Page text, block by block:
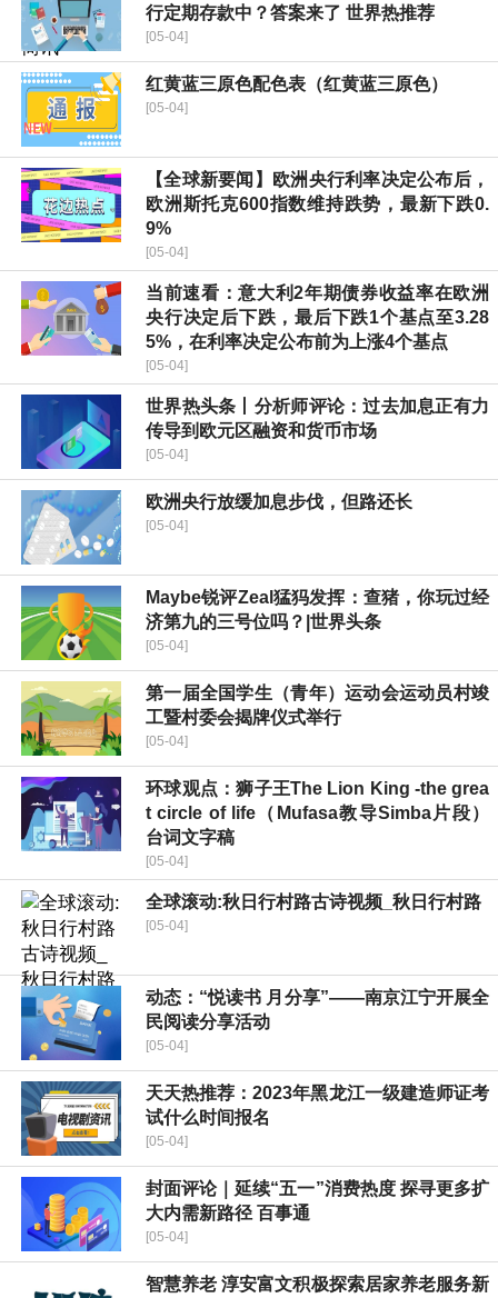
行定期存款中？答案来了 世界热推荐
[05-04]
红黄蓝三原色配色表（红黄蓝三原色）
[05-04]
【全球新要闻】欧洲央行利率决定公布后，
欧洲斯托克600指数维持跌势，最新下跌0.
9%
[05-04]
当前速看：意大利2年期债券收益率在欧洲
央行决定后下跌，最后下跌1个基点至3.28
5%，在利率决定公布前为上涨4个基点
[05-04]
世界热头条丨分析师评论：过去加息正有力
传导到欧元区融资和货币市场
[05-04]
欧洲央行放缓加息步伐，但路还长
[05-04]
Maybe锐评Zeal猛犸发挥：查猪，你玩过经
济第九的三号位吗？|世界头条
[05-04]
第一届全国学生（青年）运动会运动员村竣
工暨村委会揭牌仪式举行
[05-04]
环球观点：狮子王The Lion King -the grea
t circle of life（Mufasa教导Simba片段）
台词文字稿
[05-04]
全球滚动:秋日行村路古诗视频_秋日行村路
[05-04]
动态：“悦读书 月分享”——南京江宁开展全
民阅读分享活动
[05-04]
天天热推荐：2023年黑龙江一级建造师证考
试什么时间报名
[05-04]
封面评论｜延续“五一”消费热度 探寻更多扩
大内需新路径 百事通
[05-04]
智慧养老 淳安富文积极探索居家养老服务新